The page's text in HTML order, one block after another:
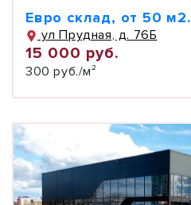
Евро склад, от 50 м2.
ул Прудная, д. 76Б
15 000 руб.
300 руб./м²